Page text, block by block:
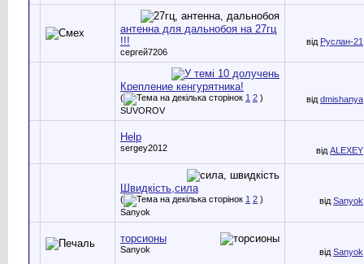
антенна для дальнобоя на 27гц
!!!
сергей7206
від Руслан-21
Крепление кенгурятника!
( 1 2 )
SUVOROV
від dmishanya
Help
sergey2012 від ALEXEY
Швидкість,сила
( 1 2 )
Sanyok
від Sanyok
торсионы
Sanyok від Sanyok